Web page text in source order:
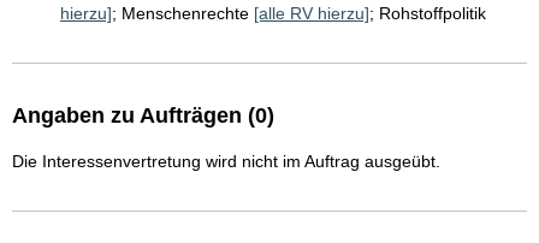
hierzu]; Menschenrechte [alle RV hierzu]; Rohstoffpolitik
Angaben zu Aufträgen (0)
Die Interessenvertretung wird nicht im Auftrag ausgeübt.